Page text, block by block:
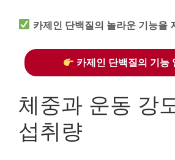
카제인 단백질의 놀라운 기능을
카제인 단백질의 기능
체중과 운동 강
섭취량